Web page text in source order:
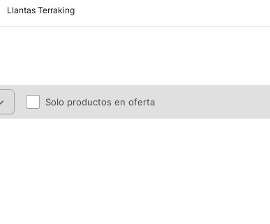
Llantas Terraking
Solo productos en oferta